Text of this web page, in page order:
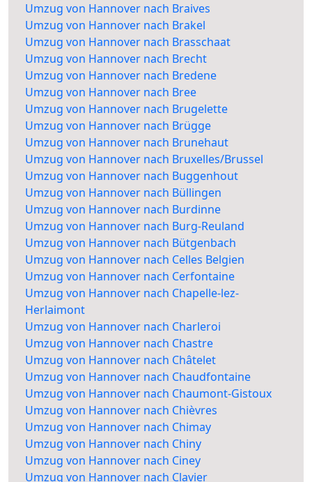
Umzug von Hannover nach Braives
Umzug von Hannover nach Brakel
Umzug von Hannover nach Brasschaat
Umzug von Hannover nach Brecht
Umzug von Hannover nach Bredene
Umzug von Hannover nach Bree
Umzug von Hannover nach Brugelette
Umzug von Hannover nach Brügge
Umzug von Hannover nach Brunehaut
Umzug von Hannover nach Bruxelles/Brussel
Umzug von Hannover nach Buggenhout
Umzug von Hannover nach Büllingen
Umzug von Hannover nach Burdinne
Umzug von Hannover nach Burg-Reuland
Umzug von Hannover nach Bütgenbach
Umzug von Hannover nach Celles Belgien
Umzug von Hannover nach Cerfontaine
Umzug von Hannover nach Chapelle-lez-
Herlaimont
Umzug von Hannover nach Charleroi
Umzug von Hannover nach Chastre
Umzug von Hannover nach Châtelet
Umzug von Hannover nach Chaudfontaine
Umzug von Hannover nach Chaumont-Gistoux
Umzug von Hannover nach Chièvres
Umzug von Hannover nach Chimay
Umzug von Hannover nach Chiny
Umzug von Hannover nach Ciney
Umzug von Hannover nach Clavier